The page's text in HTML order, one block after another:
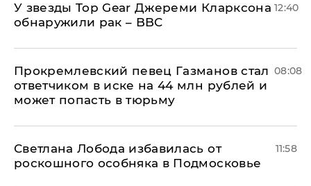
У звезды Top Gear Джереми Кларксона
обнаружили рак – BBC
12:40
Прокремлевский певец Газманов стал
ответчиком в иске на 44 млн рублей и
может попасть в тюрьму
08:08
Светлана Лобода избавилась от
роскошного особняка в Подмосковье
11:58